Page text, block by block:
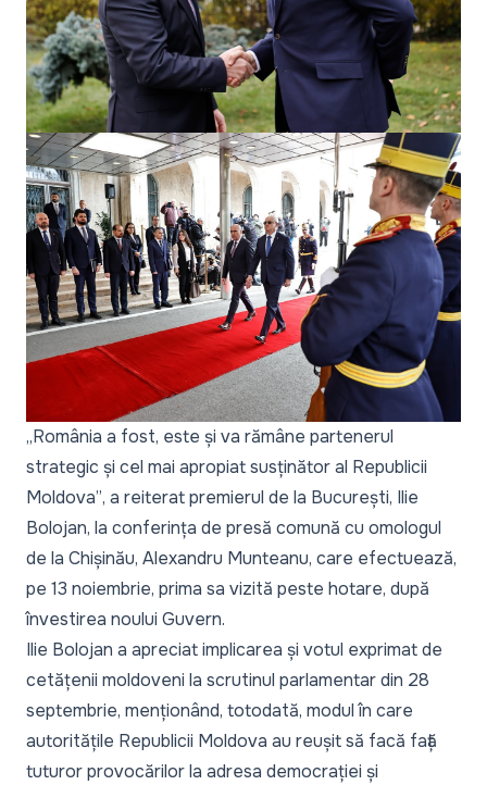
„România a fost, este și va rămâne partenerul
strategic și cel mai apropiat susținător al Republicii
Moldova”, a reiterat premierul de la București, Ilie
Bolojan, la conferința de presă comună cu omologul
de la Chișinău, Alexandru Munteanu, care efectuează,
pe 13 noiembrie, prima sa vizită peste hotare, după
învestirea noului Guvern.
Ilie Bolojan a apreciat implicarea și votul exprimat de
cetățenii moldoveni la scrutinul parlamentar din 28
septembrie, menționând, totodată, modul în care
autoritățile Republicii Moldova au reușit să facă față
tuturor provocărilor la adresa democrației și